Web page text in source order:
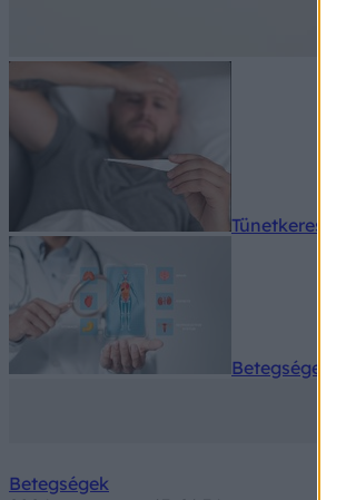
Tünetkereső
Betegségek A-Z
Betegségek